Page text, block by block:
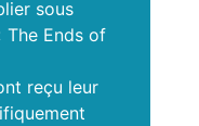
sous
The Ends of
reçu leur